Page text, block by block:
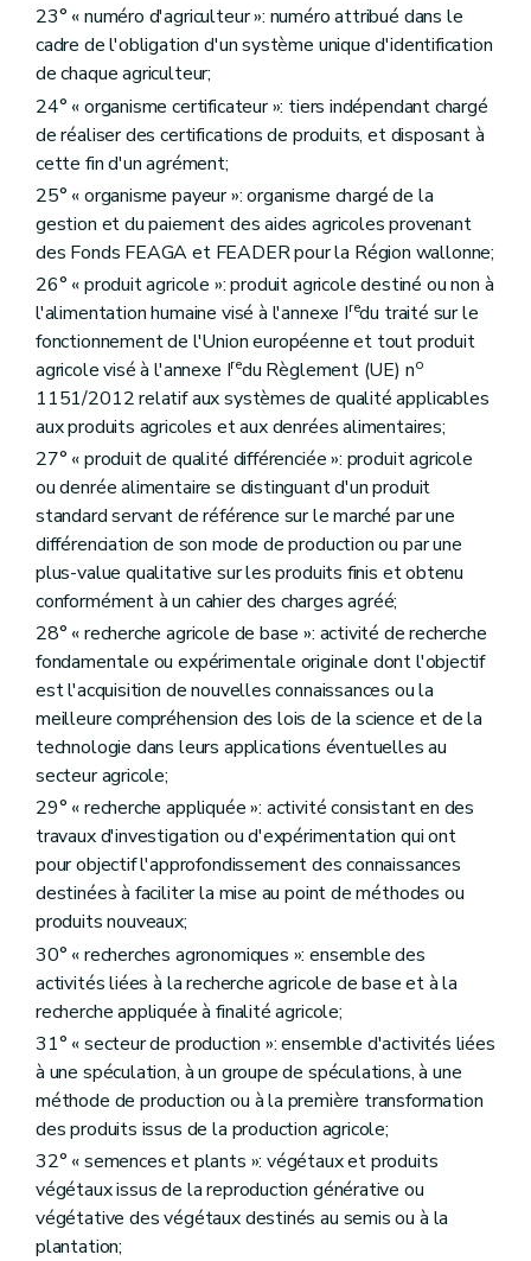
Sous-section 8 De l'aménagement transitoire
Art. D316
Art. D317
Art. D319
Art. D320
Art. D321
Art. D323
Art. D324
Art. D325
Art. D326
Art. D327
Art. D328
Art. D329
Art. D330
Art. D331
Art. D332
Art. D333
Section 3 L'aménagement amiable
Art. D334
Art. D335
Art. D336
Art. D337
Art. D338
Art. D339
Art. D340
Art. D341
Art. D342
Art. D343
Art. D344
Art. D345
Art. D346
Art. D347
Art. D348
Art. D349
Art. D350
Art. D351
Art. D352
Chapitre IV Dispositions relatives à la politique foncière agricole
Art. D353
Section 1
Gestion foncière
Art. D354
Art. D355
Art. D356
Section 2 Observatoire foncier
Art. D357
Section 3 Droit de préemption
Art. D358
Section 4 Droit d'expropriation
Art. D359
Section 5 Fonds budgétaire en matière de politique foncière agricole
Art. D360
Art. D361
Titre XII
23° « numéro d'agriculteur »: numéro attribué dans le
cadre de l'obligation d'un système unique d'identification
de chaque agriculteur;
24° « organisme certificateur »: tiers indépendant chargé
de réaliser des certifications de produits, et disposant à
cette fin d'un agrément;
25° « organisme payeur »: organisme chargé de la
gestion et du paiement des aides agricoles provenant
des Fonds FEAGA et FEADER pour la Région wallonne;
26° « produit agricole »: produit agricole destiné ou non à
l'alimentation humaine visé à l'annexe Iredu traité sur le
fonctionnement de l'Union européenne et tout produit
agricole visé à l'annexe Iredu Règlement (UE) no
1151/2012 relatif aux systèmes de qualité applicables
aux produits agricoles et aux denrées alimentaires;
27° « produit de qualité différenciée »: produit agricole
ou denrée alimentaire se distinguant d'un produit
standard servant de référence sur le marché par une
différenciation de son mode de production ou par une
plus-value qualitative sur les produits finis et obtenu
conformément à un cahier des charges agréé;
28° « recherche agricole de base »: activité de recherche
fondamentale ou expérimentale originale dont l'objectif
est l'acquisition de nouvelles connaissances ou la
meilleure compréhension des lois de la science et de la
technologie dans leurs applications éventuelles au
secteur agricole;
29° « recherche appliquée »: activité consistant en des
travaux d'investigation ou d'expérimentation qui ont
pour objectif l'approfondissement des connaissances
destinées à faciliter la mise au point de méthodes ou
produits nouveaux;
30° « recherches agronomiques »: ensemble des
activités liées à la recherche agricole de base et à la
recherche appliquée à finalité agricole;
31° « secteur de production »: ensemble d'activités liées
à une spéculation, à un groupe de spéculations, à une
méthode de production ou à la première transformation
des produits issus de la production agricole;
32° « semences et plants »: végétaux et produits
végétaux issus de la reproduction générative ou
végétative des végétaux destinés au semis ou à la
plantation;